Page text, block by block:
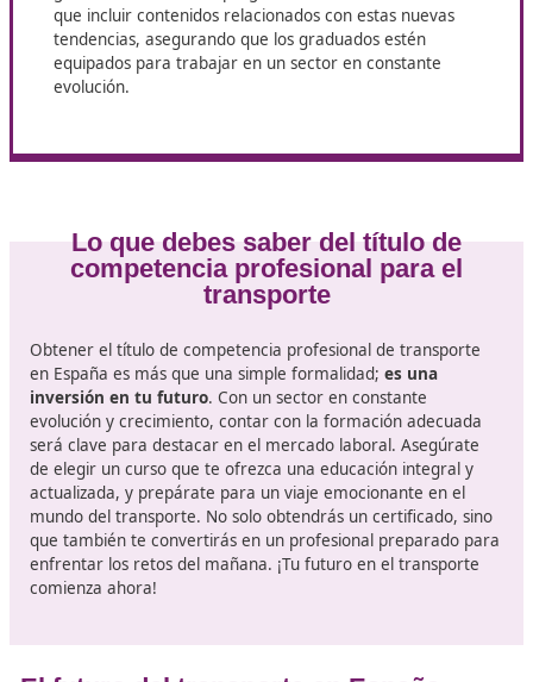
avanzadas, como la inteligencia artificial y el big
transformará la forma en que se gestionan las
operaciones de transporte. Por ello, el curso de
aplicación práctica en el sector.
ambiente está llevando a muchas empresas a
prácticas más sostenibles. Los futuros profesionales
transporte deberán tener un profundo
de vehículos eléctricos o híbridos, lo que será parte
currículo formativo.
Movilidad inteligente:Conceptos como la
como servicio (MaaS) y el transporte autónomo
ganando terreno. Los programas de formación
que incluir contenidos relacionados con estas
tendencias, asegurando que los graduados estén
equipados para trabajar en un sector en constante
evolución.